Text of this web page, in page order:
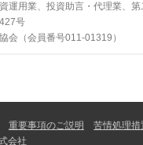
運用業、投資助言・代理業、
号
会（会員番号011-01319）
重要事項のご説明
苦情処理
会社